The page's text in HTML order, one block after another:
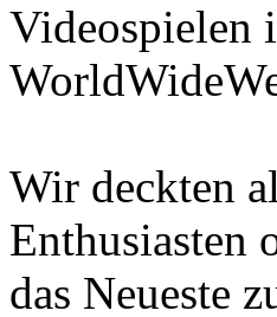
Videospielen
Wir deckten
Enthusiasten
das Neueste